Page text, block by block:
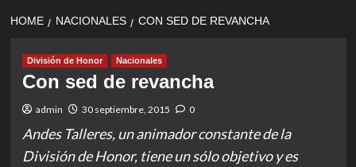
HOME NACIONALES CON SED DE REVANCHA
División de Honor Nacionales
Con sed de revancha
admin 30 septiembre, 2015 0
Andes Talleres, un animador constante de la
División de Honor, tiene un sólo objetivo y es